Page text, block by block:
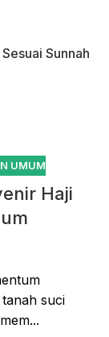
Sunnah
UMUM
Haji
suci